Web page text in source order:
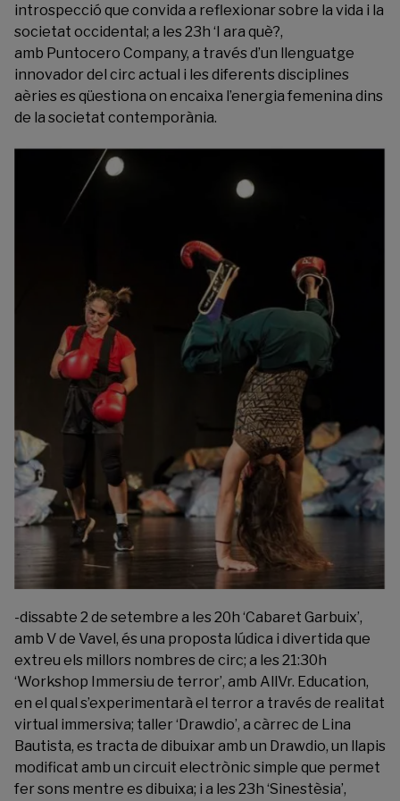
introspecció que convida a reflexionar sobre la vida i la
societat occidental; a les 23h ‘I ara què?,
amb Puntocero Company, a través d’un llenguatge
innovador del circ actual i les diferents disciplines
aèries es qüestiona on encaixa l’energia femenina dins
de la societat contemporània.
-dissabte 2 de setembre a les 20h ‘Cabaret Garbuix’,
amb V de Vavel, és una proposta lúdica i divertida que
extreu els millors nombres de circ; a les 21:30h
‘Workshop Immersiu de terror’, amb AllVr. Education,
en el qual s’experimentarà el terror a través de realitat
virtual immersiva; taller ‘Drawdio’, a càrrec de Lina
Bautista, es tracta de dibuixar amb un Drawdio, un llapis
modificat amb un circuit electrònic simple que permet
fer sons mentre es dibuixa; i a les 23h ‘Sinestèsia’,